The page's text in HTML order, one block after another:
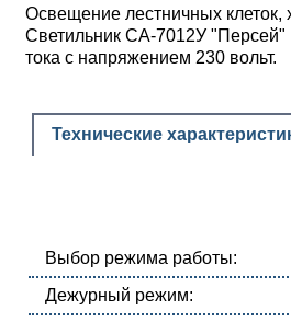
Освещение лестничных
Светильник СА-7012У
тока с напряжением 230 вольт.
Технические
Выбор режима работы:
Дежурный режим: